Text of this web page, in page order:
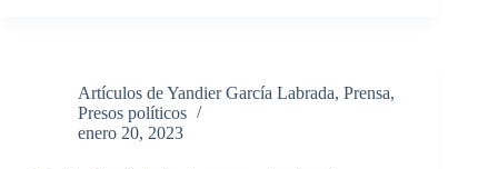
Oscar
García
Artículos de Yandier García Labrada, Prensa,
Presos políticos
enero 20, 2023